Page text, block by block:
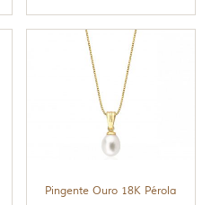
Pingente Ouro 18K Pérola